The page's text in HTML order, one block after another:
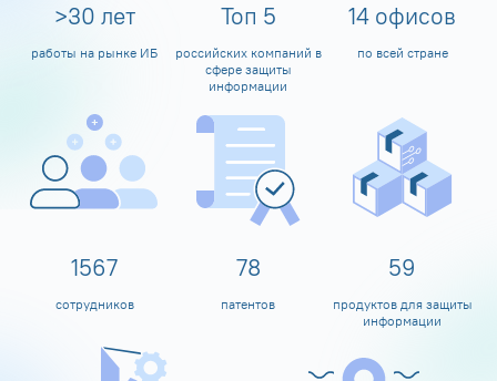
>30 лет
работы на рынке ИБ
Топ 5
российских компаний в
сфере защиты
информации
14 офисов
по всей стране
1600
сотрудников
80
патентов
60
продуктов для защиты
информации